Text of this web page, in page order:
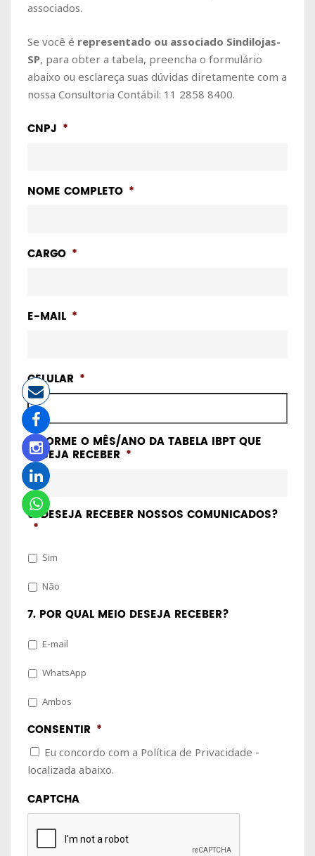
associados.
Se você é representado ou associado Sindilojas-
SP, para obter a tabela, preencha o formulário
abaixo ou esclareça suas dúvidas diretamente com a
nossa Consultoria Contábil: 11 2858 8400.
CNPJ *
NOME COMPLETO *
CARGO *
E-MAIL *
CELULAR *
INFORME O MÊS/ANO DA TABELA IBPT QUE
DESEJA RECEBER *
6. DESEJA RECEBER NOSSOS COMUNICADOS?
*
Sim
Não
7. POR QUAL MEIO DESEJA RECEBER?
E-mail
WhatsApp
Ambos
CONSENTIR *
Eu concordo com a Política de Privacidade -
localizada abaixo.
CAPTCHA